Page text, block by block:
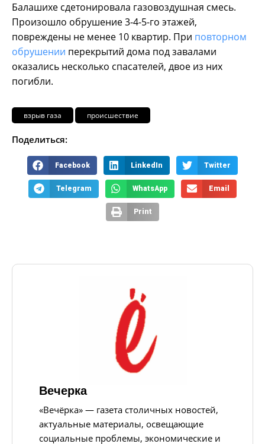
Балашихе сдетонировала газовоздушная смесь.
Произошло обрушение 3-4-5-го этажей,
повреждены не менее 10 квартир. При повторном
обрушении перекрытий дома под завалами
оказались несколько спасателей, двое из них
погибли.
взрыв газа происшествие
Поделиться:
Facebook LinkedIn Twitter
Telegram WhatsApp Email
Print
Вечерка
«Вечёрка» — газета столичных новостей,
актуальные материалы, освещающие
социальные проблемы, экономические и